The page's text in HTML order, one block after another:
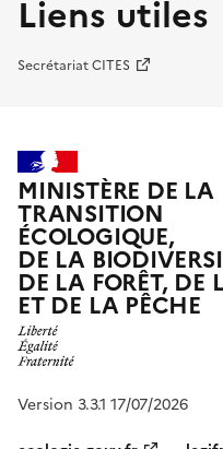
Liens utiles
Secrétariat CITES
MINISTÈRE DE LA
TRANSITION
ÉCOLOGIQUE,
DE LA
DE LA FORÊT, DE
ET DE LA PÊCHE
Version 3.3.1 17/07/2026